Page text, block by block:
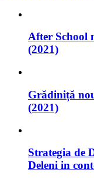
After School
(2021)
Grădiniță
(2021)
Strategia de
Deleni in